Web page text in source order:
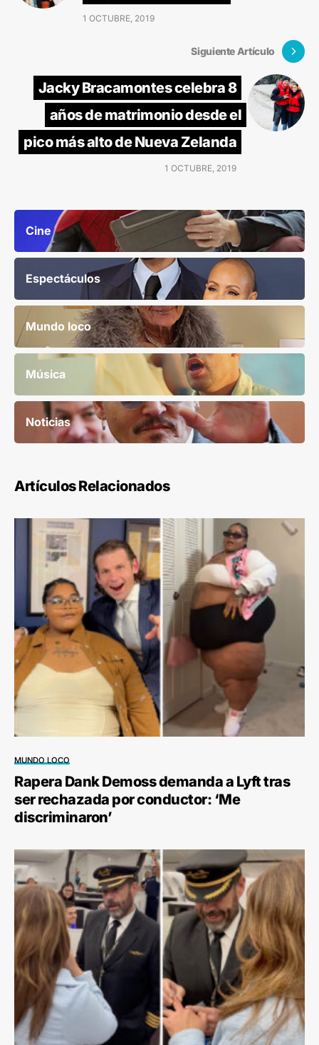
1 OCTUBRE, 2019
Siguiente Artículo
Jacky Bracamontes celebra 8
años de matrimonio desde el
pico más alto de Nueva Zelanda
1 OCTUBRE, 2019
Cine
Espectáculos
Mundo loco
Música
Noticias
Artículos Relacionados
MUNDO LOCO
Rapera Dank Demoss demanda a Lyft tras
ser rechazada por conductor: ‘Me
discriminaron’